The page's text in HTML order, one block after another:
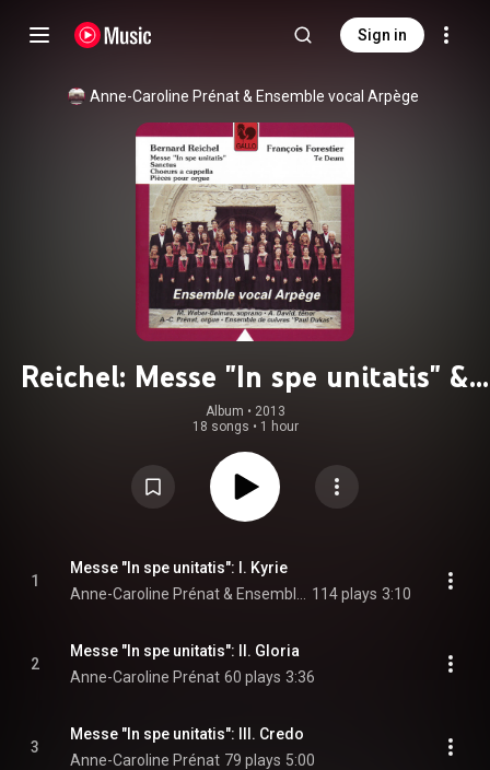
Sign in
Anne-Caroline Prénat & Ensemble vocal Arpège
Reichel: Messe "In spe unitatis" &
Forestier: Te Deum
Album • 2013
18 songs • 1 hour
1
Messe "In spe unitatis": I. Kyrie
114 plays 3:10
2
Messe "In spe unitatis": II. Gloria
Anne-Caroline Prénat 60 plays 3:36
3
Messe "In spe unitatis": III. Credo
Anne-Caroline Prénat 79 plays 5:00